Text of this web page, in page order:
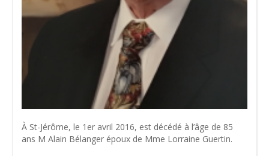
À St-Jérôme, le 1er avril 2016, est décédé à l’âge de 85
ans M Alain Bélanger époux de Mme Lorraine Guertin.